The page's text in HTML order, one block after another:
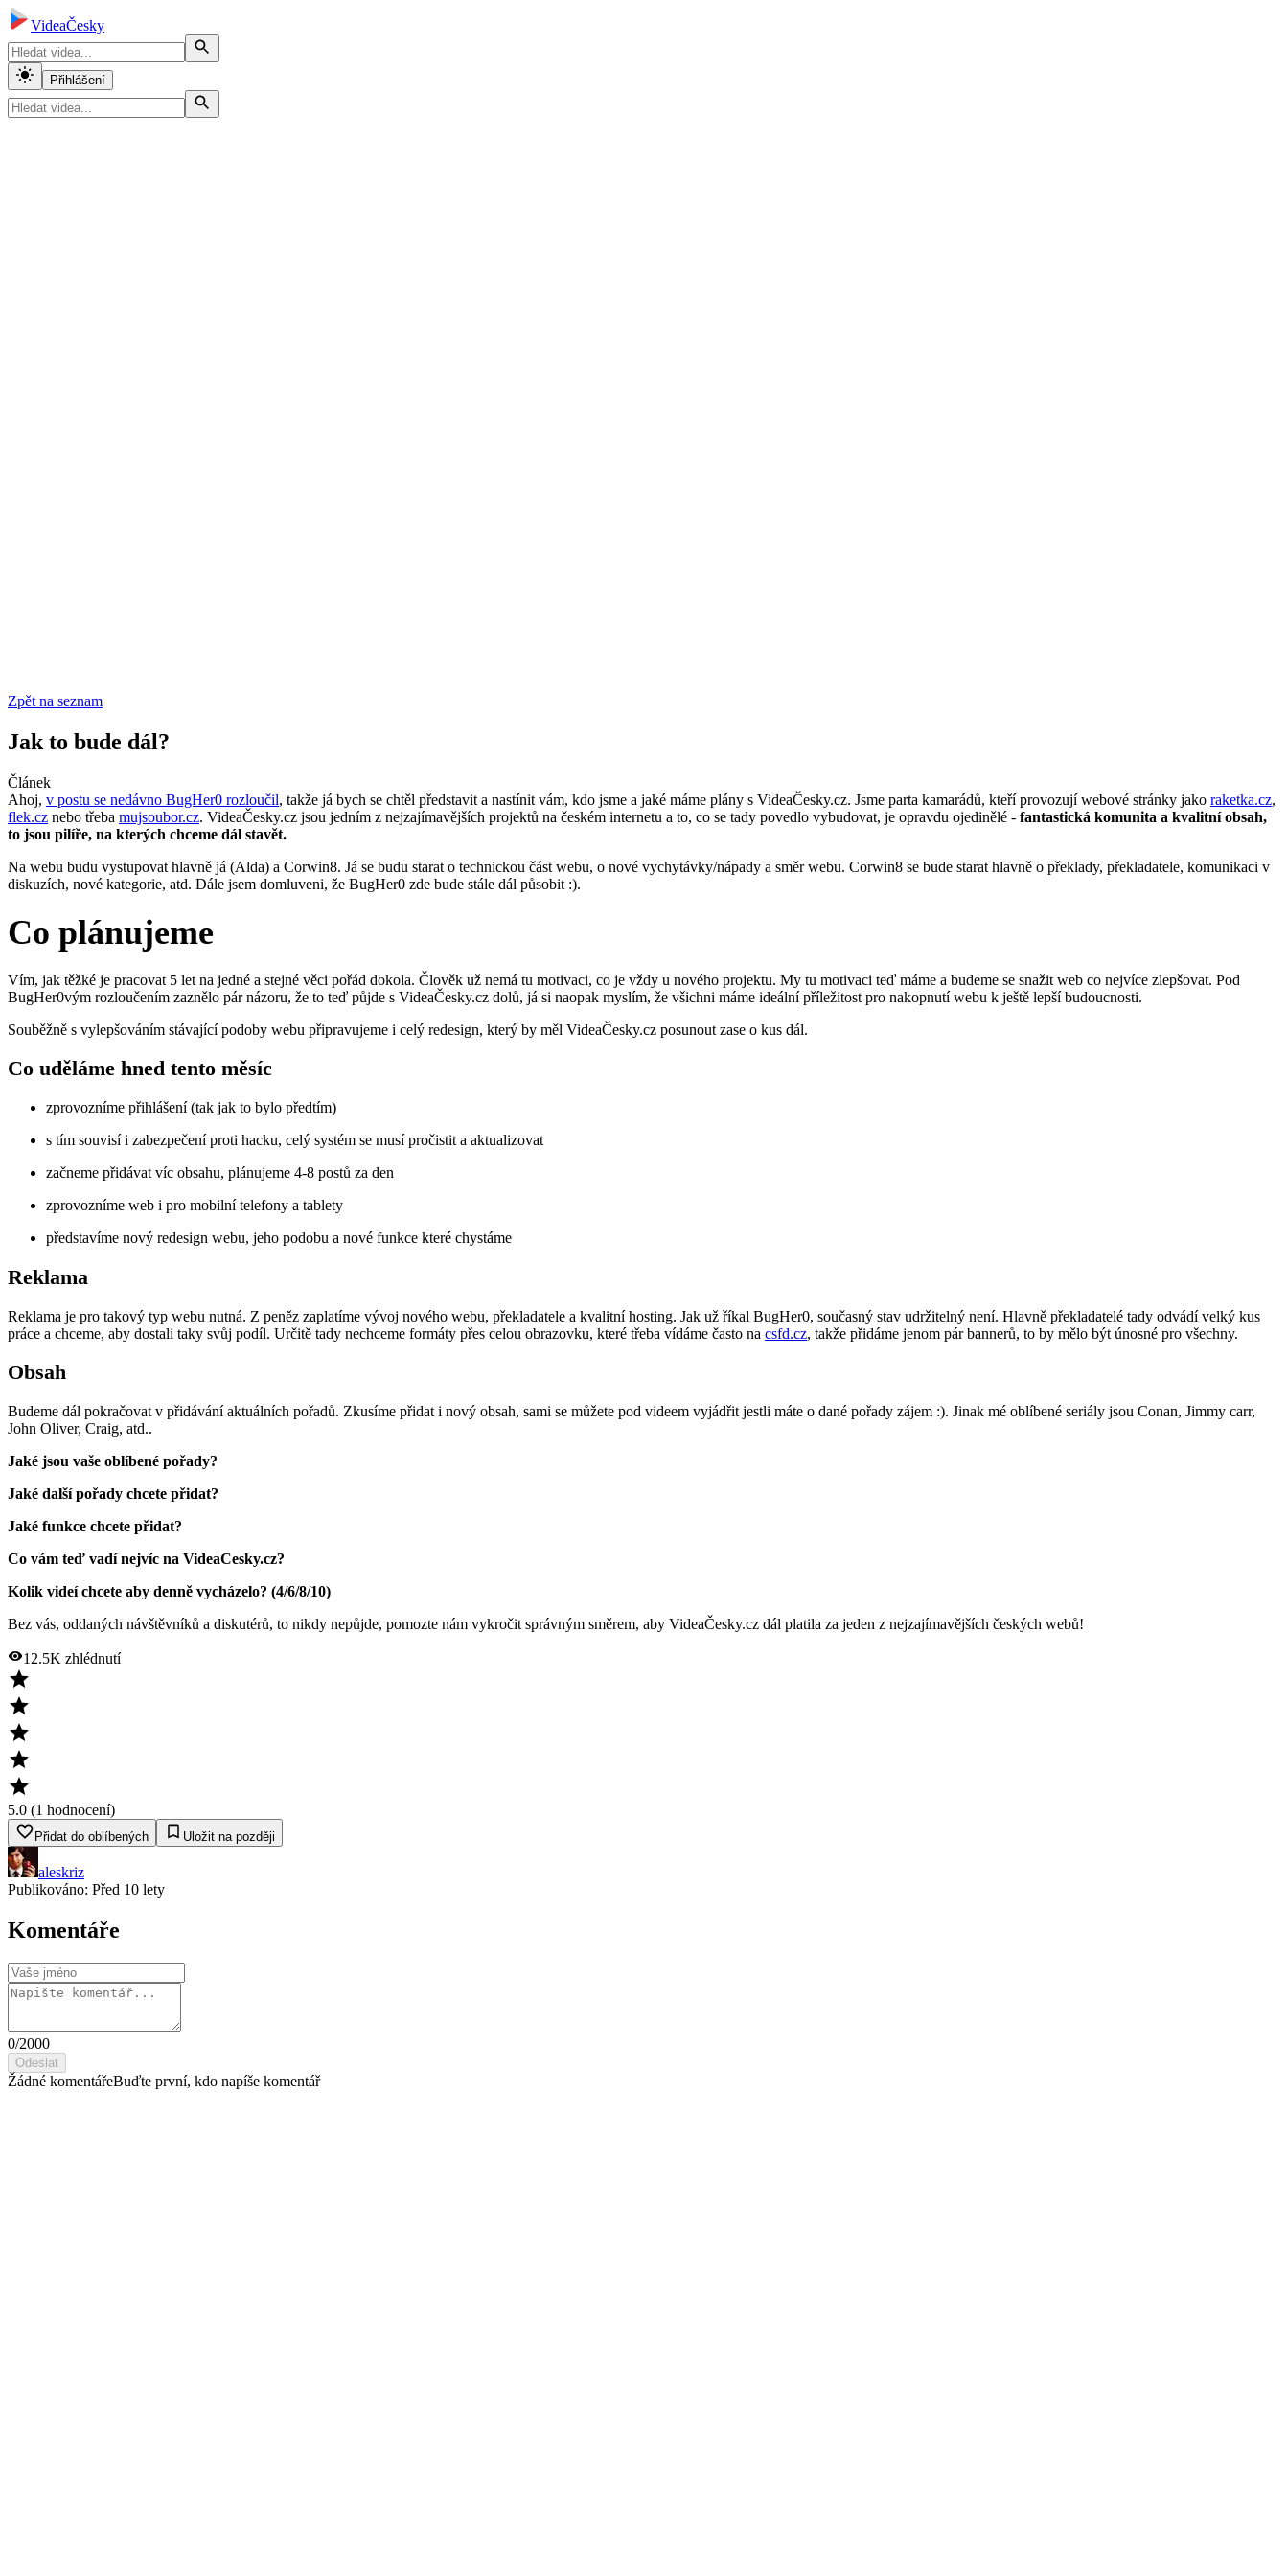
VideaČesky
Přihlášení
Zpět na seznam
Jak to bude dál?
Článek
Ahoj, v postu se nedávno BugHer0 rozloučil, takže já bych se chtěl představit a nastínit vám, kdo jsme a jaké máme plány s VideaČesky.cz. Jsme parta kamarádů, kteří provozují webové stránky jako raketka.cz,
flek.cz nebo třeba mujsoubor.cz. VideaČesky.cz jsou jedním z nejzajímavějších projektů na českém internetu a to, co se tady povedlo vybudovat, je opravdu ojedinělé - fantastická komunita a kvalitní obsah,
to jsou pilíře, na kterých chceme dál stavět.
Na webu budu vystupovat hlavně já (Alda) a Corwin8. Já se budu starat o technickou část webu, o nové vychytávky/nápady a směr webu. Corwin8 se bude starat hlavně o překlady, překladatele, komunikaci v
diskuzích, nové kategorie, atd. Dále jsem domluveni, že BugHer0 zde bude stále dál působit :).
Co plánujeme
Vím, jak těžké je pracovat 5 let na jedné a stejné věci pořád dokola. Člověk už nemá tu motivaci, co je vždy u nového projektu. My tu motivaci teď máme a budeme se snažit web co nejvíce zlepšovat. Pod
BugHer0vým rozloučením zaznělo pár názoru, že to teď půjde s VideaČesky.cz dolů, já si naopak myslím, že všichni máme ideální příležitost pro nakopnutí webu k ještě lepší budoucnosti.
Souběžně s vylepšováním stávající podoby webu připravujeme i celý redesign, který by měl VideaČesky.cz posunout zase o kus dál.
Co uděláme hned tento měsíc
zprovozníme přihlášení (tak jak to bylo předtím)
s tím souvisí i zabezpečení proti hacku, celý systém se musí pročistit a aktualizovat
začneme přidávat víc obsahu, plánujeme 4-8 postů za den
zprovozníme web i pro mobilní telefony a tablety
představíme nový redesign webu, jeho podobu a nové funkce které chystáme
Reklama
Reklama je pro takový typ webu nutná. Z peněz zaplatíme vývoj nového webu, překladatele a kvalitní hosting. Jak už říkal BugHer0, současný stav udržitelný není. Hlavně překladatelé tady odvádí velký kus
práce a chceme, aby dostali taky svůj podíl. Určitě tady nechceme formáty přes celou obrazovku, které třeba vídáme často na csfd.cz, takže přidáme jenom pár bannerů, to by mělo být únosné pro všechny.
Obsah
Budeme dál pokračovat v přidávání aktuálních pořadů. Zkusíme přidat i nový obsah, sami se můžete pod videem vyjádřit jestli máte o dané pořady zájem :). Jinak mé oblíbené seriály jsou Conan, Jimmy carr,
John Oliver, Craig, atd..
Jaké jsou vaše oblíbené pořady?
Jaké další pořady chcete přidat?
Jaké funkce chcete přidat?
Co vám teď vadí nejvíc na VideaCesky.cz?
Kolik videí chcete aby denně vycházelo? (4/6/8/10)
Bez vás, oddaných návštěvníků a diskutérů, to nikdy nepůjde, pomozte nám vykročit správným směrem, aby VideaČesky.cz dál platila za jeden z nejzajímavějších českých webů!
12.5K zhlédnutí
5.0 (1 hodnocení)
Přidat do oblíbených Uložit na později
aleskriz
Publikováno: Před 10 lety
Komentáře
0/2000
Odeslat
Žádné komentářeBuďte první, kdo napíše komentář